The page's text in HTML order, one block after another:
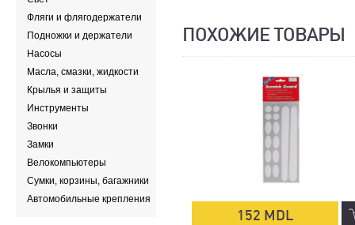
Фляги и флягодержатели
Подножки и держатели
Насосы
Масла, смазки, жидкости
Крылья и защиты
Инструменты
Звонки
Замки
Велокомпьютеры
Сумки, корзины, багажники
и адаптеры
Автомобильные крепления
ПОХОЖИЕ ТОВАРЫ
152 MDL